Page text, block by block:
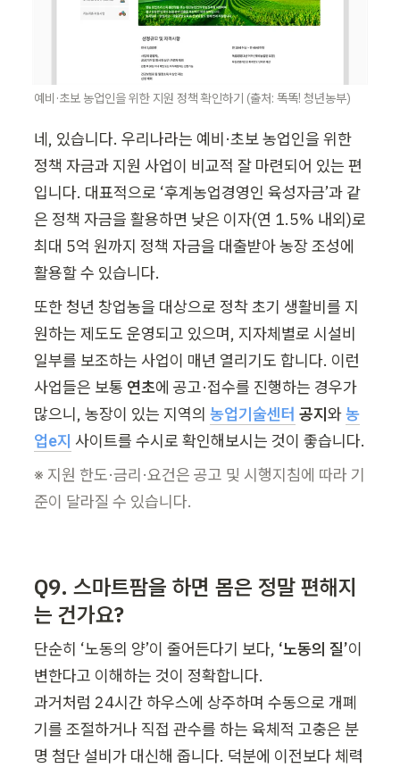
예비·초보 농업인을 위한 지원 정책 확인하기 (출처: 똑똑! 청년농부)
네, 있습니다. 우리나라는 예비·초보 농업인을 위한
정책 자금과 지원 사업이 비교적 잘 마련되어 있는 편
입니다. 대표적으로 ‘후계농업경영인 육성자금’과 같
은 정책 자금을 활용하면 낮은 이자(연 1.5% 내외)로
최대 5억 원까지 정책 자금을 대출받아 농장 조성에
활용할 수 있습니다.
또한 청년 창업농을 대상으로 정착 초기 생활비를 지
원하는 제도도 운영되고 있으며, 지자체별로 시설비
일부를 보조하는 사업이 매년 열리기도 합니다. 이런
사업들은 보통 연초에 공고·접수를 진행하는 경우가
많으니, 농장이 있는 지역의 농업기술센터 공지와 농
업e지 사이트를 수시로 확인해보시는 것이 좋습니다.
※ 지원 한도·금리·요건은 공고 및 시행지침에 따라 기
준이 달라질 수 있습니다.
Q9. 스마트팜을 하면 몸은 정말 편해지
는 건가요?
단순히 ‘노동의 양’이 줄어든다기 보다, ‘노동의 질’이
변한다고 이해하는 것이 정확합니다.
과거처럼 24시간 하우스에 상주하며 수동으로 개폐
기를 조절하거나 직접 관수를 하는 육체적 고충은 분
명 첨단 설비가 대신해 줍니다. 덕분에 이전보다 체력